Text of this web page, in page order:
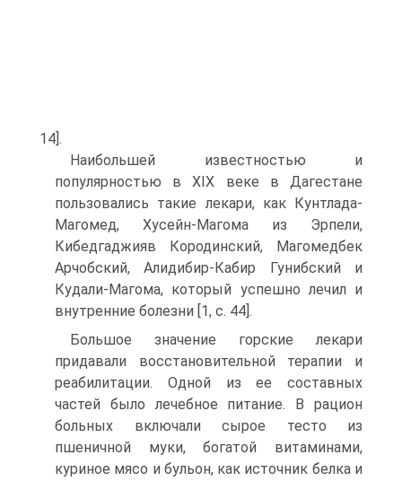
14].
Наибольшей известностью и
популярностью в XIX веке в Дагестане
пользовались такие лекари, как Кунтлада-
Магомед, Хусейн-Магома из Эрпели,
Кибедгаджияв Кородинский, Магомедбек
Арчобский, Алидибир-Кабир Гунибский и
Кудали-Магома, который успешно лечил и
внутренние болезни [1, c. 44].
Большое значение горские лекари
придавали восстановительной терапии и
реабилитации. Одной из ее составных
частей было лечебное питание. В рацион
больных включали сырое тесто из
пшеничной муки, богатой витаминами,
куриное мясо и бульон, как источник белка и